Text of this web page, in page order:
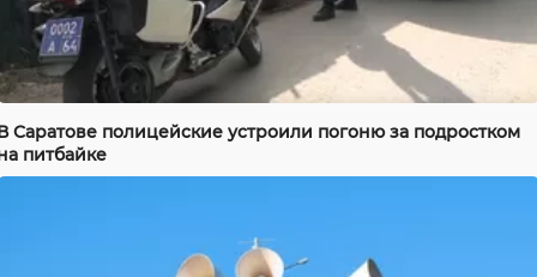
Саратове полицейские устроили погоню за подростком
питбайке